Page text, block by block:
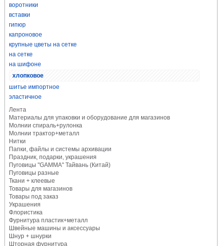
воротники
вставки
гипюр
капроновое
крупные цветы на сетке
на сетке
на шифоне
хлопковое
шитье импортное
эластичное
Лента
Материалы для упаковки и оборудование для магазинов
Молнии спираль+рулонка
Молнии трактор+металл
Нитки
Папки, файлы и системы архивации
Праздник, подарки, украшения
Пуговицы "GAMMA" Тайвань (Китай)
Пуговицы разные
Ткани + клеевые
Товары для магазинов
Товары под заказ
Украшения
Флористика
Фурнитура пластик+металл
Швейные машины и аксессуары
Шнур + шнурки
Шторная фурнитура